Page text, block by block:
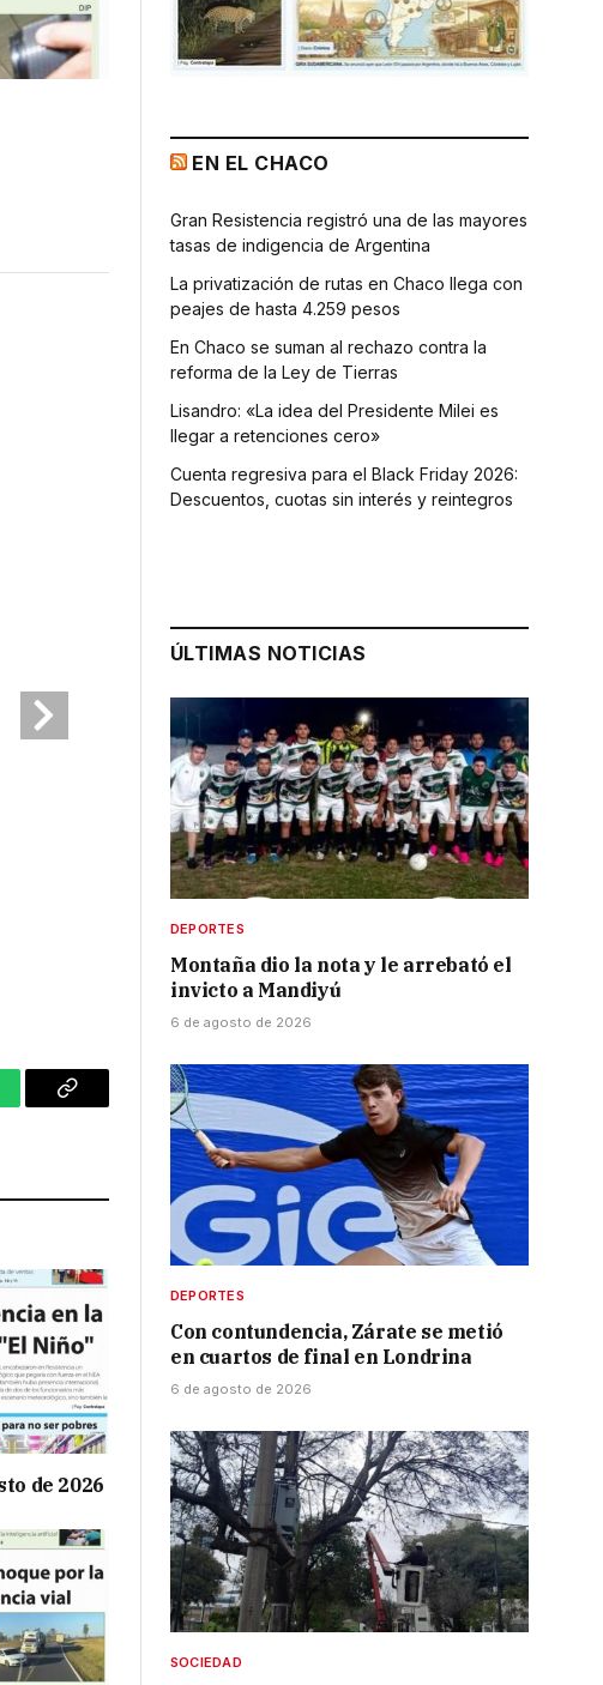
Copy
de 2026
EN EL CHACO
Gran Resistencia registró una de las mayores
tasas de indigencia de Argentina
La privatización de rutas en Chaco llega con
peajes de hasta 4.259 pesos
En Chaco se suman al rechazo contra la
reforma de la Ley de Tierras
Lisandro: «La idea del Presidente Milei es
llegar a retenciones cero»
Cuenta regresiva para el Black Friday 2026:
Descuentos, cuotas sin interés y reintegros
ÚLTIMAS NOTICIAS
DEPORTES
Montaña dio la nota y le arrebató el
invicto a Mandiyú
6 de agosto de 2026
DEPORTES
Con contundencia, Zárate se metió
en cuartos de final en Londrina
6 de agosto de 2026
SOCIEDAD